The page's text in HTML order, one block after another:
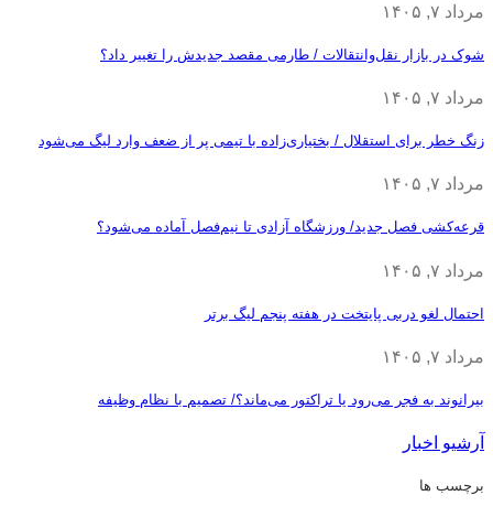
مرداد ۷, ۱۴۰۵
شوک در بازار نقل‌وانتقالات / طارمی مقصد جدیدش را تغییر داد؟
مرداد ۷, ۱۴۰۵
زنگ خطر برای استقلال / بختیاری‌زاده با تیمی پر از ضعف وارد لیگ می‌شود
مرداد ۷, ۱۴۰۵
قرعه‎‌کشی فصل جدید/ ورزشگاه آزادی تا نیم‌فصل آماده می‌شود؟
مرداد ۷, ۱۴۰۵
احتمال لغو دربی پایتخت در هفته پنجم لیگ برتر
مرداد ۷, ۱۴۰۵
بیرانوند به فجر می‌رود یا تراکتور می‌ماند؟/ تصمیم با نظام وظیفه
آرشیو اخبار
برچسب ها